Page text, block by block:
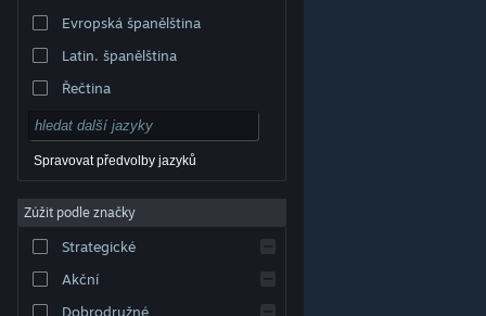
© Valve Corporation. Všechna práva vyhrazena.
příslušných subjektů v USA a dalších zemích.
Smlouva o užívání služby Steam
Cookies
Evropská španělština
Latin. španělština
Řečtina
Spravovat předvolby jazyků
Zúžit podle značky
Strategické
Akční
Dobrodružné